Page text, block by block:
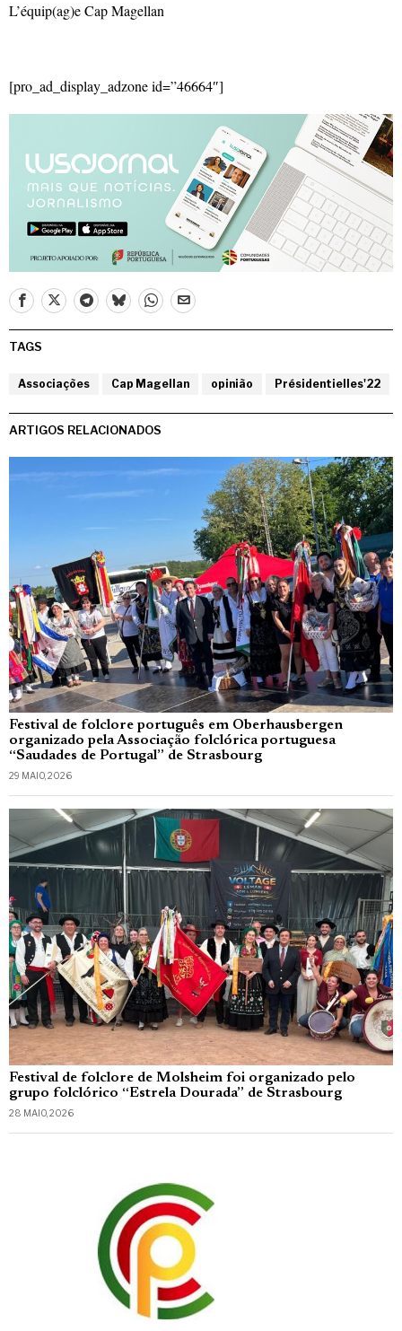
L’équip(ag)e Cap Magellan
[pro_ad_display_adzone id=”46664″]
TAGS
Associações Cap Magellan opinião Présidentielles'22
ARTIGOS RELACIONADOS
Festival de folclore português em Oberhausbergen
organizado pela Associação folclórica portuguesa
“Saudades de Portugal” de Strasbourg
29 MAIO, 2026
Festival de folclore de Molsheim foi organizado pelo
grupo folclórico “Estrela Dourada” de Strasbourg
28 MAIO, 2026